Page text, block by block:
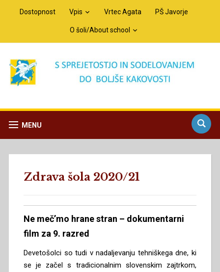
Dostopnost Vpis Vrtec Agata PŠ Javorje
O šoli/About school
MENU
Zdrava šola 2020/21
Ne meč’mo hrane stran – dokumentarni
film za 9. razred
Devetošolci so tudi v nadaljevanju tehniškega dne, ki
se je začel s tradicionalnim slovenskim zajtrkom,